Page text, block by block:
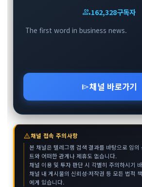
group162,328구독자
The first word in business news.
send채널 바로가기
warning채널 접속 주의사항
본 채널은 텔레그램 검색 결과를 바탕으로 임의
트와 어떠한 관계나 제휴도 없습니다.
채널 이용 및 투자 판단 시 각별히 주의하시기
채널 내 게시물의 신뢰성·저작권 등 모든 법적
에게 있습니다.